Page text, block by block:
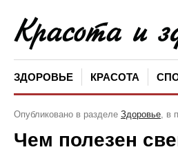
ЗДОРОВЬЕ КРАСОТА
Опубликовано в разделе Здоровье, в
Чем полезен